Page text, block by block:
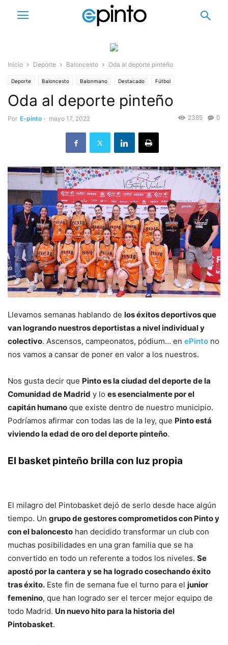
Inicio Deporte Baloncesto Oda al deporte pinteño
Deporte Baloncesto Balonmano Destacado Fútbol
Oda al deporte pinteño
Por E-pinto - mayo 17, 2022 0
2385
Llevamos semanas hablando de los éxitos deportivos que
van logrando nuestros deportistas a nivel individual y
colectivo. Ascensos, campeonatos, pódium… en ePinto no
nos vamos a cansar de poner en valor a los nuestros.
Nos gusta decir que Pinto es la ciudad del deporte de la
Comunidad de Madrid y lo es esencialmente por el
capitán humano que existe dentro de nuestro municipio.
Podríamos afirmar con todas las de la ley, que Pinto está
viviendo la edad de oro del deporte pinteño.
El basket pinteño brilla con luz propia
El milagro del Pintobasket dejó de serlo desde hace algún
tiempo. Un grupo de gestores comprometidos con Pinto y
con el baloncesto han decidido transformar un club con
muchas posibilidades en una gran familia que se ha
convertido en todo un referente a todos los niveles. Se
apostó por la cantera y se ha logrado cosechando éxito
tras éxito. Este fin de semana fue el turno para el junior
femenino, que han logrado ser el tercer mejor equipo de
todo Madrid. Un nuevo hito para la historia del
Pintobasket.